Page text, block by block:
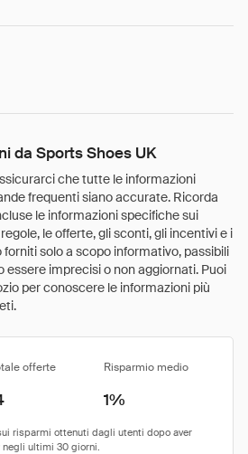
da Sports Shoes UK
che tutte le informazioni
frequenti siano accurate. Ricorda
le informazioni specifiche sui
le offerte, gli sconti, gli incentivi e i
solo a scopo informativo, passibili
essere imprecisi o non aggiornati. Puoi
per conoscere le informazioni più
offerte Risparmio medio
1%